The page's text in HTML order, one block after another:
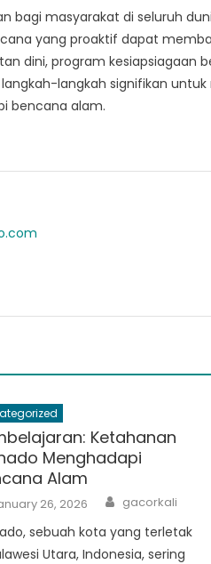
bagi masyarakat di seluruh
yang proaktif dapat
dini, program kesiapsiagaan
langkah signifikan
bencana alam.
Ketahanan
Menghadapi
Alam
26, 2026 Author
gacorkali
sebuah kota yang terletak
Utara, Indonesia, sering